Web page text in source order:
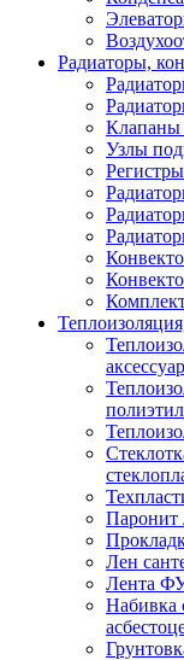
Радиаторы,
Клапаны
Узлы
Паронит
Лен
Лента
Набивка